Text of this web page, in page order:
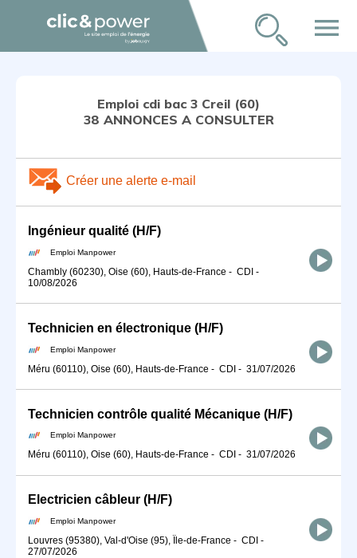
menu
Emploi cdi bac 3 Creil (60)
38 ANNONCES A CONSULTER
Créer une alerte e-mail
Ingénieur qualité (H/F)
Emploi Manpower
Chambly (60230), Oise (60), Hauts-de-France - CDI -
10/08/2026
Technicien en électronique (H/F)
Emploi Manpower
Méru (60110), Oise (60), Hauts-de-France - CDI - 31/07/2026
Technicien contrôle qualité Mécanique (H/F)
Emploi Manpower
Méru (60110), Oise (60), Hauts-de-France - CDI - 31/07/2026
Electricien câbleur (H/F)
Emploi Manpower
Louvres (95380), Val-d'Oise (95), Île-de-France - CDI -
27/07/2026